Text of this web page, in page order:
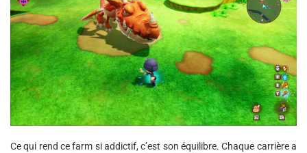
Ce qui rend ce farm si addictif, c’est son équilibre. Chaque carrière a